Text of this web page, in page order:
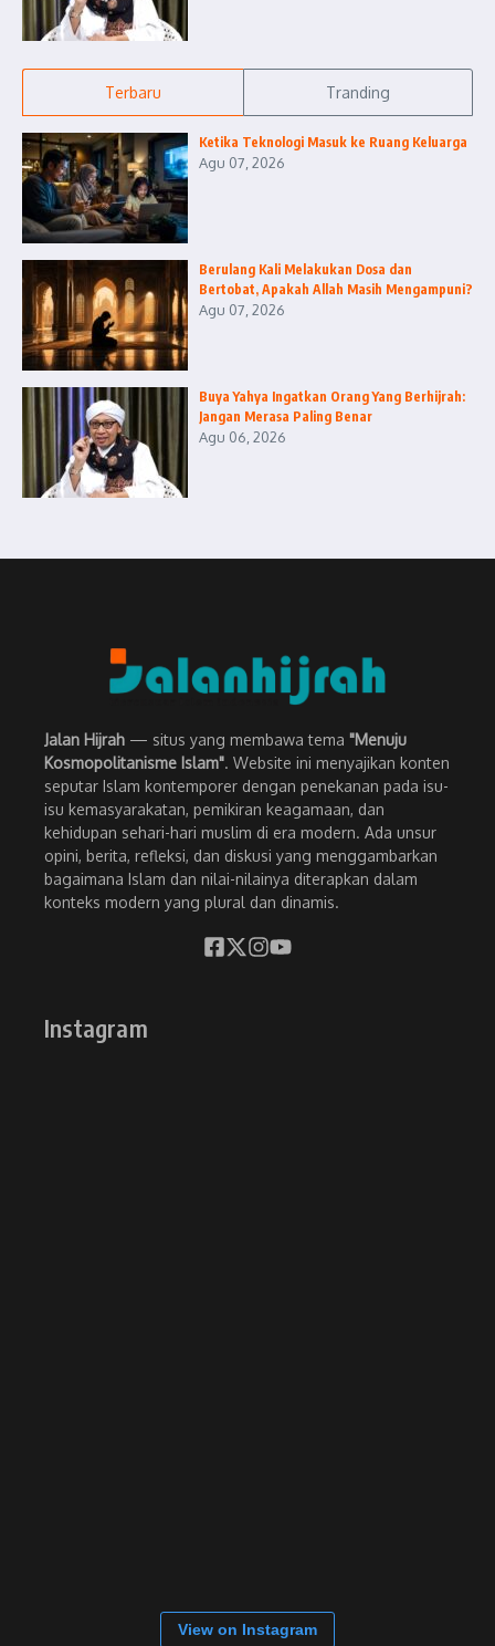
Terbaru Tranding
Ketika Teknologi Masuk ke Ruang Keluarga
Agu 07, 2026
Berulang Kali Melakukan Dosa dan
Bertobat, Apakah Allah Masih Mengampuni?
Agu 07, 2026
Buya Yahya Ingatkan Orang Yang Berhijrah:
Jangan Merasa Paling Benar
Agu 06, 2026
Jalan Hijrah — situs yang membawa tema "Menuju
Kosmopolitanisme Islam". Website ini menyajikan konten
seputar Islam kontemporer dengan penekanan pada isu-
isu kemasyarakatan, pemikiran keagamaan, dan
kehidupan sehari-hari muslim di era modern. Ada unsur
opini, berita, refleksi, dan diskusi yang menggambarkan
bagaimana Islam dan nilai-nilainya diterapkan dalam
konteks modern yang plural dan dinamis.
Instagram
View on Instagram